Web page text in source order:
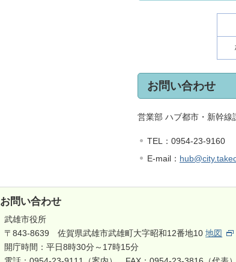
お問い合わせ
営業部 ハブ都市・新幹線
TEL： 0954-23-9160
E-mail：
お問い合わせ
武雄市役所
〒843-8639 佐賀県武雄市武雄町大字昭和12番地10地図
開庁時間：平日8時30分～17時15分